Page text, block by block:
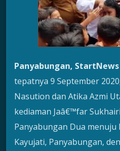
Panyabungan, StartNews
tepatnya 9 September
Nasution dan Atika Azmi
kediaman Jaâ€™far
Panyabungan Dua menuju
Kayujati, Panyabungan,